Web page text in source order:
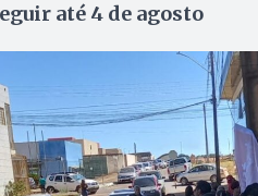
até 4 de agosto